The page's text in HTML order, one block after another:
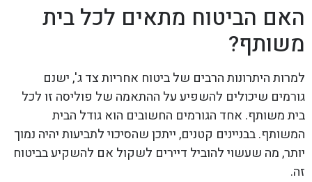
האם הביטוח מתאים לכל בית
משותף?
למרות היתרונות הרבים של ביטוח אחריות צד ג', ישנם
גורמים שיכולים להשפיע על ההתאמה של פוליסה זו לכל
בית משותף. אחד הגורמים החשובים הוא גודל הבית
המשותף. בבניינים קטנים, ייתכן שהסיכוי לתביעות יהיה נמוך
יותר, מה שעשוי להוביל דיירים לשקול אם להשקיע בביטוח
זה.